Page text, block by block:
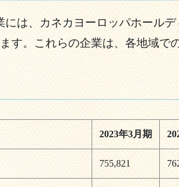
には、カネカヨーロッパホール
す。これらの企業は、各地域で
2023年3月期
755,821